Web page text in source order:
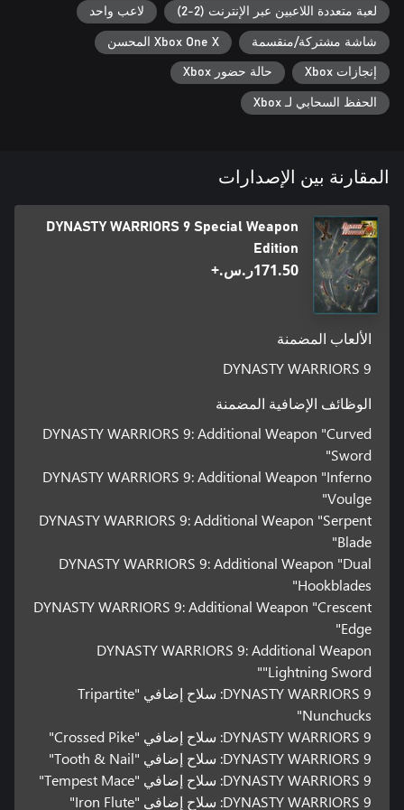
لعبة متعددة اللاعبين عبر الإنترنت (2-2) لاعب واحد
شاشة مشتركة/منقسمة Xbox One X المحسن
إنجازات Xbox حالة حضور Xbox
الحفظ السحابي لـ Xbox
المقارنة بين الإصدارات
DYNASTY WARRIORS 9 Special Weapon
Edition
‪ر.س.‏‎171.50‬+
الألعاب المضمنة
DYNASTY WARRIORS 9
الوظائف الإضافية المضمنة
DYNASTY WARRIORS 9: Additional Weapon "Curved
Sword"
DYNASTY WARRIORS 9: Additional Weapon "Inferno
Voulge"
DYNASTY WARRIORS 9: Additional Weapon "Serpent
Blade"
DYNASTY WARRIORS 9: Additional Weapon "Dual
Hookblades"
DYNASTY WARRIORS 9: Additional Weapon "Crescent
Edge"
DYNASTY WARRIORS 9: Additional Weapon
"Lightning Sword"
DYNASTY WARRIORS 9: سلاح إضافي "Tripartite
Nunchucks"
DYNASTY WARRIORS 9: سلاح إضافي "Crossed Pike"
DYNASTY WARRIORS 9: سلاح إضافي "Tooth & Nail"
DYNASTY WARRIORS 9: سلاح إضافي "Tempest Mace"
DYNASTY WARRIORS 9: سلاح إضافي "Iron Flute"